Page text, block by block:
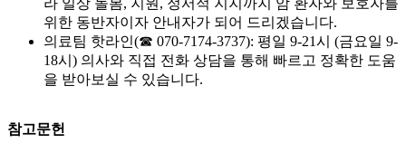
위한 동반자이자 안내자가 되어 드리겠습니다.
의료팀 핫라인(☎ 070-7174-3737): 평일 9-21시 (금요일 9-
18시) 의사와 직접 전화 상담을 통해 빠르고 정확한 도움
을 받아보실 수 있습니다.
참고문헌